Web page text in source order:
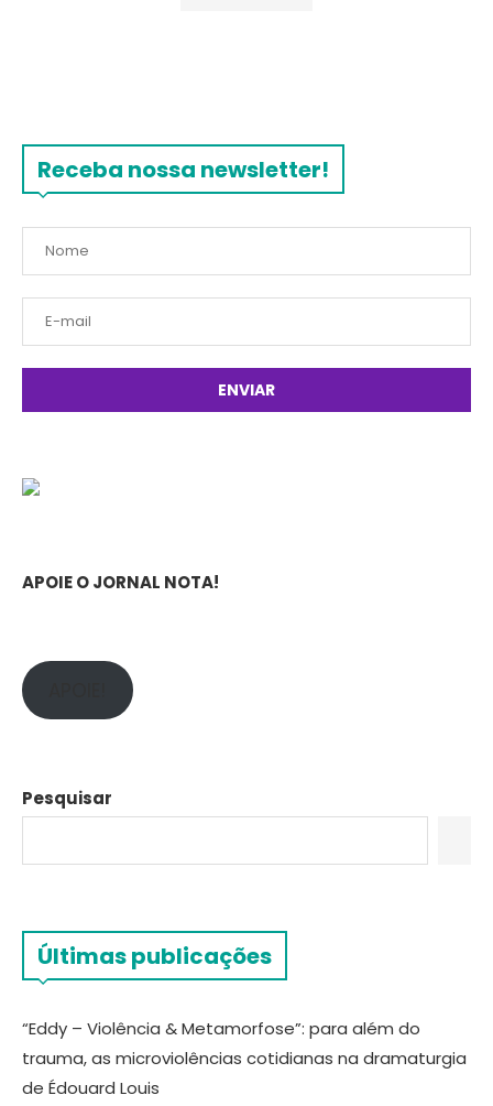
Receba nossa newsletter!
APOIE O JORNAL NOTA!
Pesquisar
Últimas publicações
“Eddy – Violência & Metamorfose”: para além do
trauma, as microviolências cotidianas na dramaturgia
de Édouard Louis